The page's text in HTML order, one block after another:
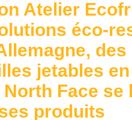
Atelier
éco-
jetables
North Face se
produits